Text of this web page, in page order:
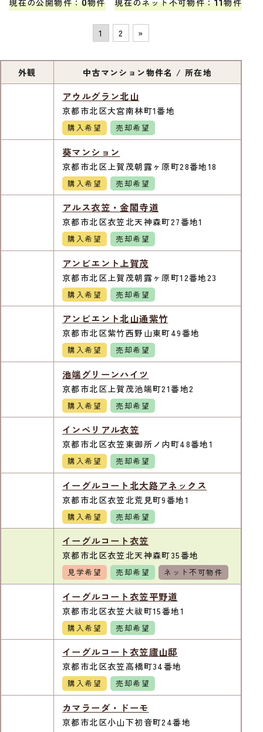
1 2 »
外観 中古マンション物件名 / 所在地
アウルグラン北山
京都市北区大宮南林町1番地
購入希望 売却希望
葵マンション
京都市北区上賀茂朝露ヶ原町28番地18
購入希望 売却希望
アルス衣笠・金閣寺道
京都市北区衣笠北天神森町27番地1
購入希望 売却希望
アンビエント上賀茂
京都市北区上賀茂朝露ヶ原町12番地23
購入希望 売却希望
アンビエント北山通紫竹
京都市北区紫竹西野山東町49番地
購入希望 売却希望
池端グリーンハイツ
京都市北区上賀茂池端町21番地2
購入希望 売却希望
インペリアル衣笠
京都市北区衣笠東御所ノ内町48番地1
購入希望 売却希望
イーグルコート北大路アネックス
京都市北区衣笠北荒見町9番地1
購入希望 売却希望
イーグルコート衣笠
京都市北区衣笠北天神森町35番地
見学希望 売却希望 ネット不可物件
イーグルコート衣笠平野道
京都市北区衣笠大祓町15番地1
購入希望 売却希望
イーグルコート衣笠廬山邸
京都市北区衣笠高橋町34番地
購入希望 売却希望
カマラーダ・ドーモ
京都市北区小山下初音町24番地